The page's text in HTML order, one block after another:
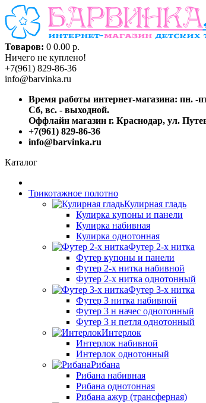
Товаров: 0 0.00 р.
Ничего не куплено!
+7(961) 829-86-36
info@barvinka.ru
Время работы интернет-магазина: пн. -
Сб, вс. - выходной.
Оффлайн магазин г. Краснодар, ул.
+7(961) 829-86-36
info@barvinka.ru
Каталог
Трикотажное полотно
Кулирная гладь
Кулирка купоны и панели
Кулирка набивная
Кулирка однотонная
Футер 2-х нитка
Футер купоны и панели
Футер 2-х нитка набивной
Футер 2-х нитка однотонный
Футер 3-х нитка
Футер 3 нитка набивной
Футер 3 н начес однотонный
Футер 3 н петля однотонный
Интерлок
Интерлок набивной
Интерлок однотонный
Рибана
Рибана набивная
Рибана однотонная
Рибана ажур (трансферная)